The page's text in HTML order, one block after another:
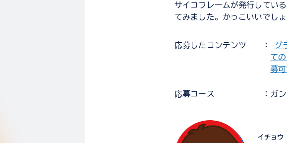
サイコフレームが発行してい
てみました。かっこいいでしょ
応募した コンテンツ ： グ
て
募可
応募コース ：ガ
イチョウ